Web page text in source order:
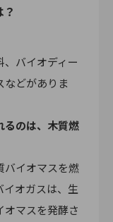
バイオディー
などがありま
るのは、木質燃
バイオマスを燃
オガスは、生
オマスを発酵さ